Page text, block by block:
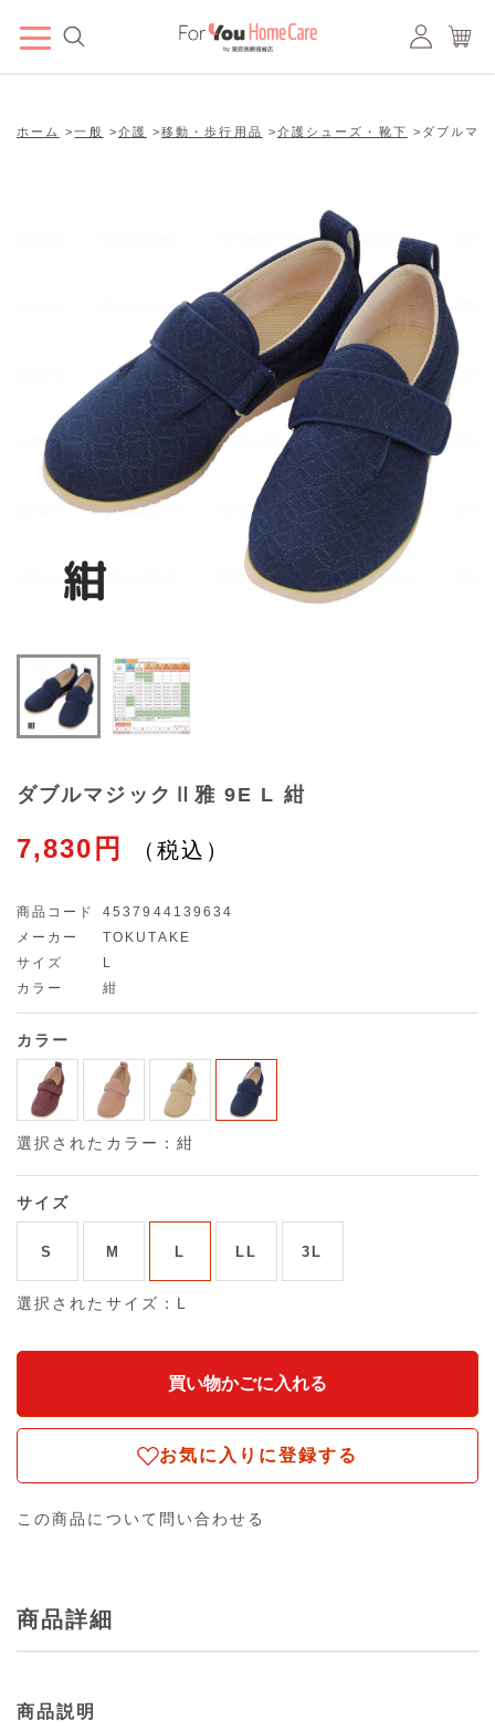
ホーム >一般 >介護 >移動・歩行用品 >介護シューズ・靴下 > ダブルマ
ダブルマジックⅡ雅 9E L 紺
7,830円
商品コード
4537944139634
メーカー
TOKUTAKE
サイズ
L
カラー
紺
カラー
選択されたカラー：紺
サイズ
S M L LL 3L
選択されたサイズ：L
お気に入りに登録する
この商品について問い合わせる
商品詳細
商品説明